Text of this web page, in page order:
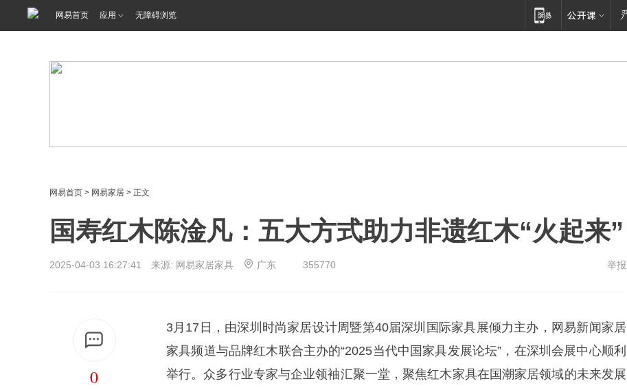
网易首页 应用 无障碍浏览
网易首页 > 网易家居 > 正文
国寿红木陈淦凡：五大方式助力非遗红木“火起来”
2025-04-03 16:27:41 来源: 网易家居家具 广东 355770 举报
0
3月17日，由深圳时尚家居设计周暨第40届深圳国际家具展倾力主办，网易新闻家居
家具频道与品牌红木联合主办的“2025当代中国家具发展论坛”，在深圳会展中心顺利
举行。众多行业专家与企业领袖汇聚一堂，聚焦红木家具在国潮家居领域的未来发展